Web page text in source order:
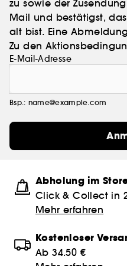
zu sowie der
Mail und bestätigst,
alt bist. Eine
Zu den
E-Mail-Adresse
Bsp.: name@example.com
Abholung im
Click & Collect in
Mehr erfahren
Kostenloser
Ab 34.50 €